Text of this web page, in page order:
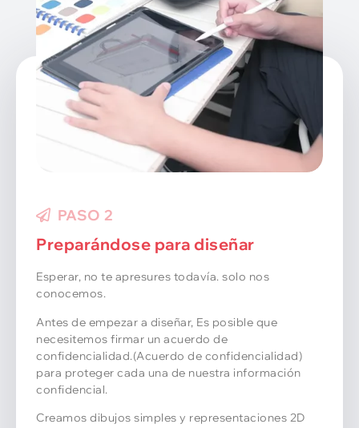
Esperar, no te apresures todavía. solo nos
Antes de empezar a diseñar, Es posible que
necesitemos firmar un acuerdo de
confidencialidad.(Acuerdo de confidencialidad)
para proteger cada una de nuestra información